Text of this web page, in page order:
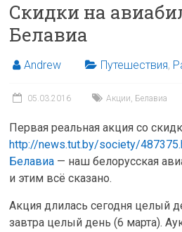
Скидки на
Белавиа
Andrew Путешествия,
05.03.2016 Акции, Белавиа
Первая реальная акция со
http://news.tut.by/society/
Белавиа — наш белорусская
и этим всё сказано.
Акция длилась сегодня целый
завтра целый день (6 марта).